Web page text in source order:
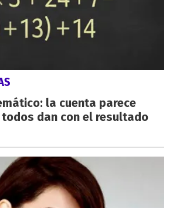
la cuenta parece
dan con el resultado